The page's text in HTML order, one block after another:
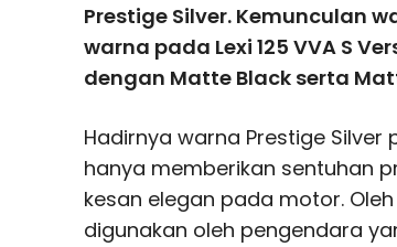
Prestige Silver. Kemunculan
warna pada Lexi 125 VVA S
dengan Matte Black serta
Hadirnya warna Prestige Silver
hanya memberikan sentuhan
kesan elegan pada motor.
digunakan oleh pengendara